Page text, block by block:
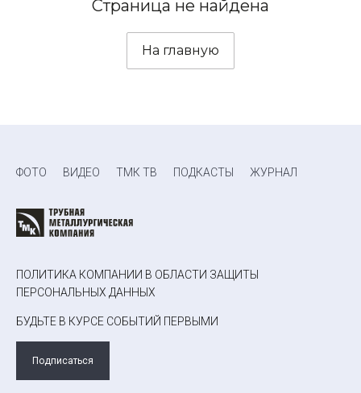
Страница не найдена
На главную
ФОТО ВИДЕО ТМК ТВ ПОДКАСТЫ ЖУРНАЛ
ПОЛИТИКА КОМПАНИИ В ОБЛАСТИ ЗАЩИТЫ
ПЕРСОНАЛЬНЫХ ДАННЫХ
БУДЬТЕ В КУРСЕ СОБЫТИЙ ПЕРВЫМИ
Подписаться